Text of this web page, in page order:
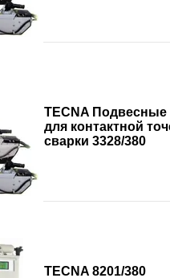
TECNA Подвесные
для контактной
сварки 3328/380
TECNA 8201/380